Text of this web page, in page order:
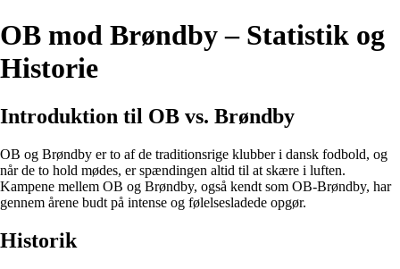
OB mod Brøndby – Statistik og
Historie
Introduktion til OB vs. Brøndby
OB og Brøndby er to af de traditionsrige klubber i dansk fodbold, og
når de to hold mødes, er spændingen altid til at skære i luften.
Kampene mellem OB og Brøndby, også kendt som OB-Brøndby, har
gennem årene budt på intense og følelsesladede opgør.
Historik